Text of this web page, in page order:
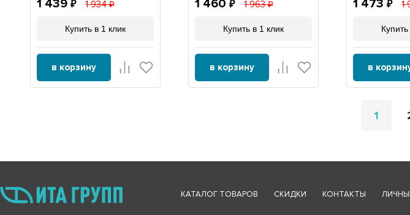
1 439 1 934
Купить в 1 клик
в корзину
1 460 1 963
Купить в 1 клик
в корзину
1 473 1
в
1
КАТАЛОГ ТОВАРОВ СКИДКИ КОНТАКТЫ